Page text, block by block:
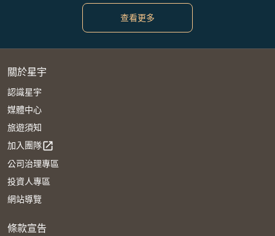
查看更多
關於星宇
認識星宇
媒體中心
旅遊須知
加入團隊open_in_new
公司治理專區
投資人專區
網站導覽
條款宣告